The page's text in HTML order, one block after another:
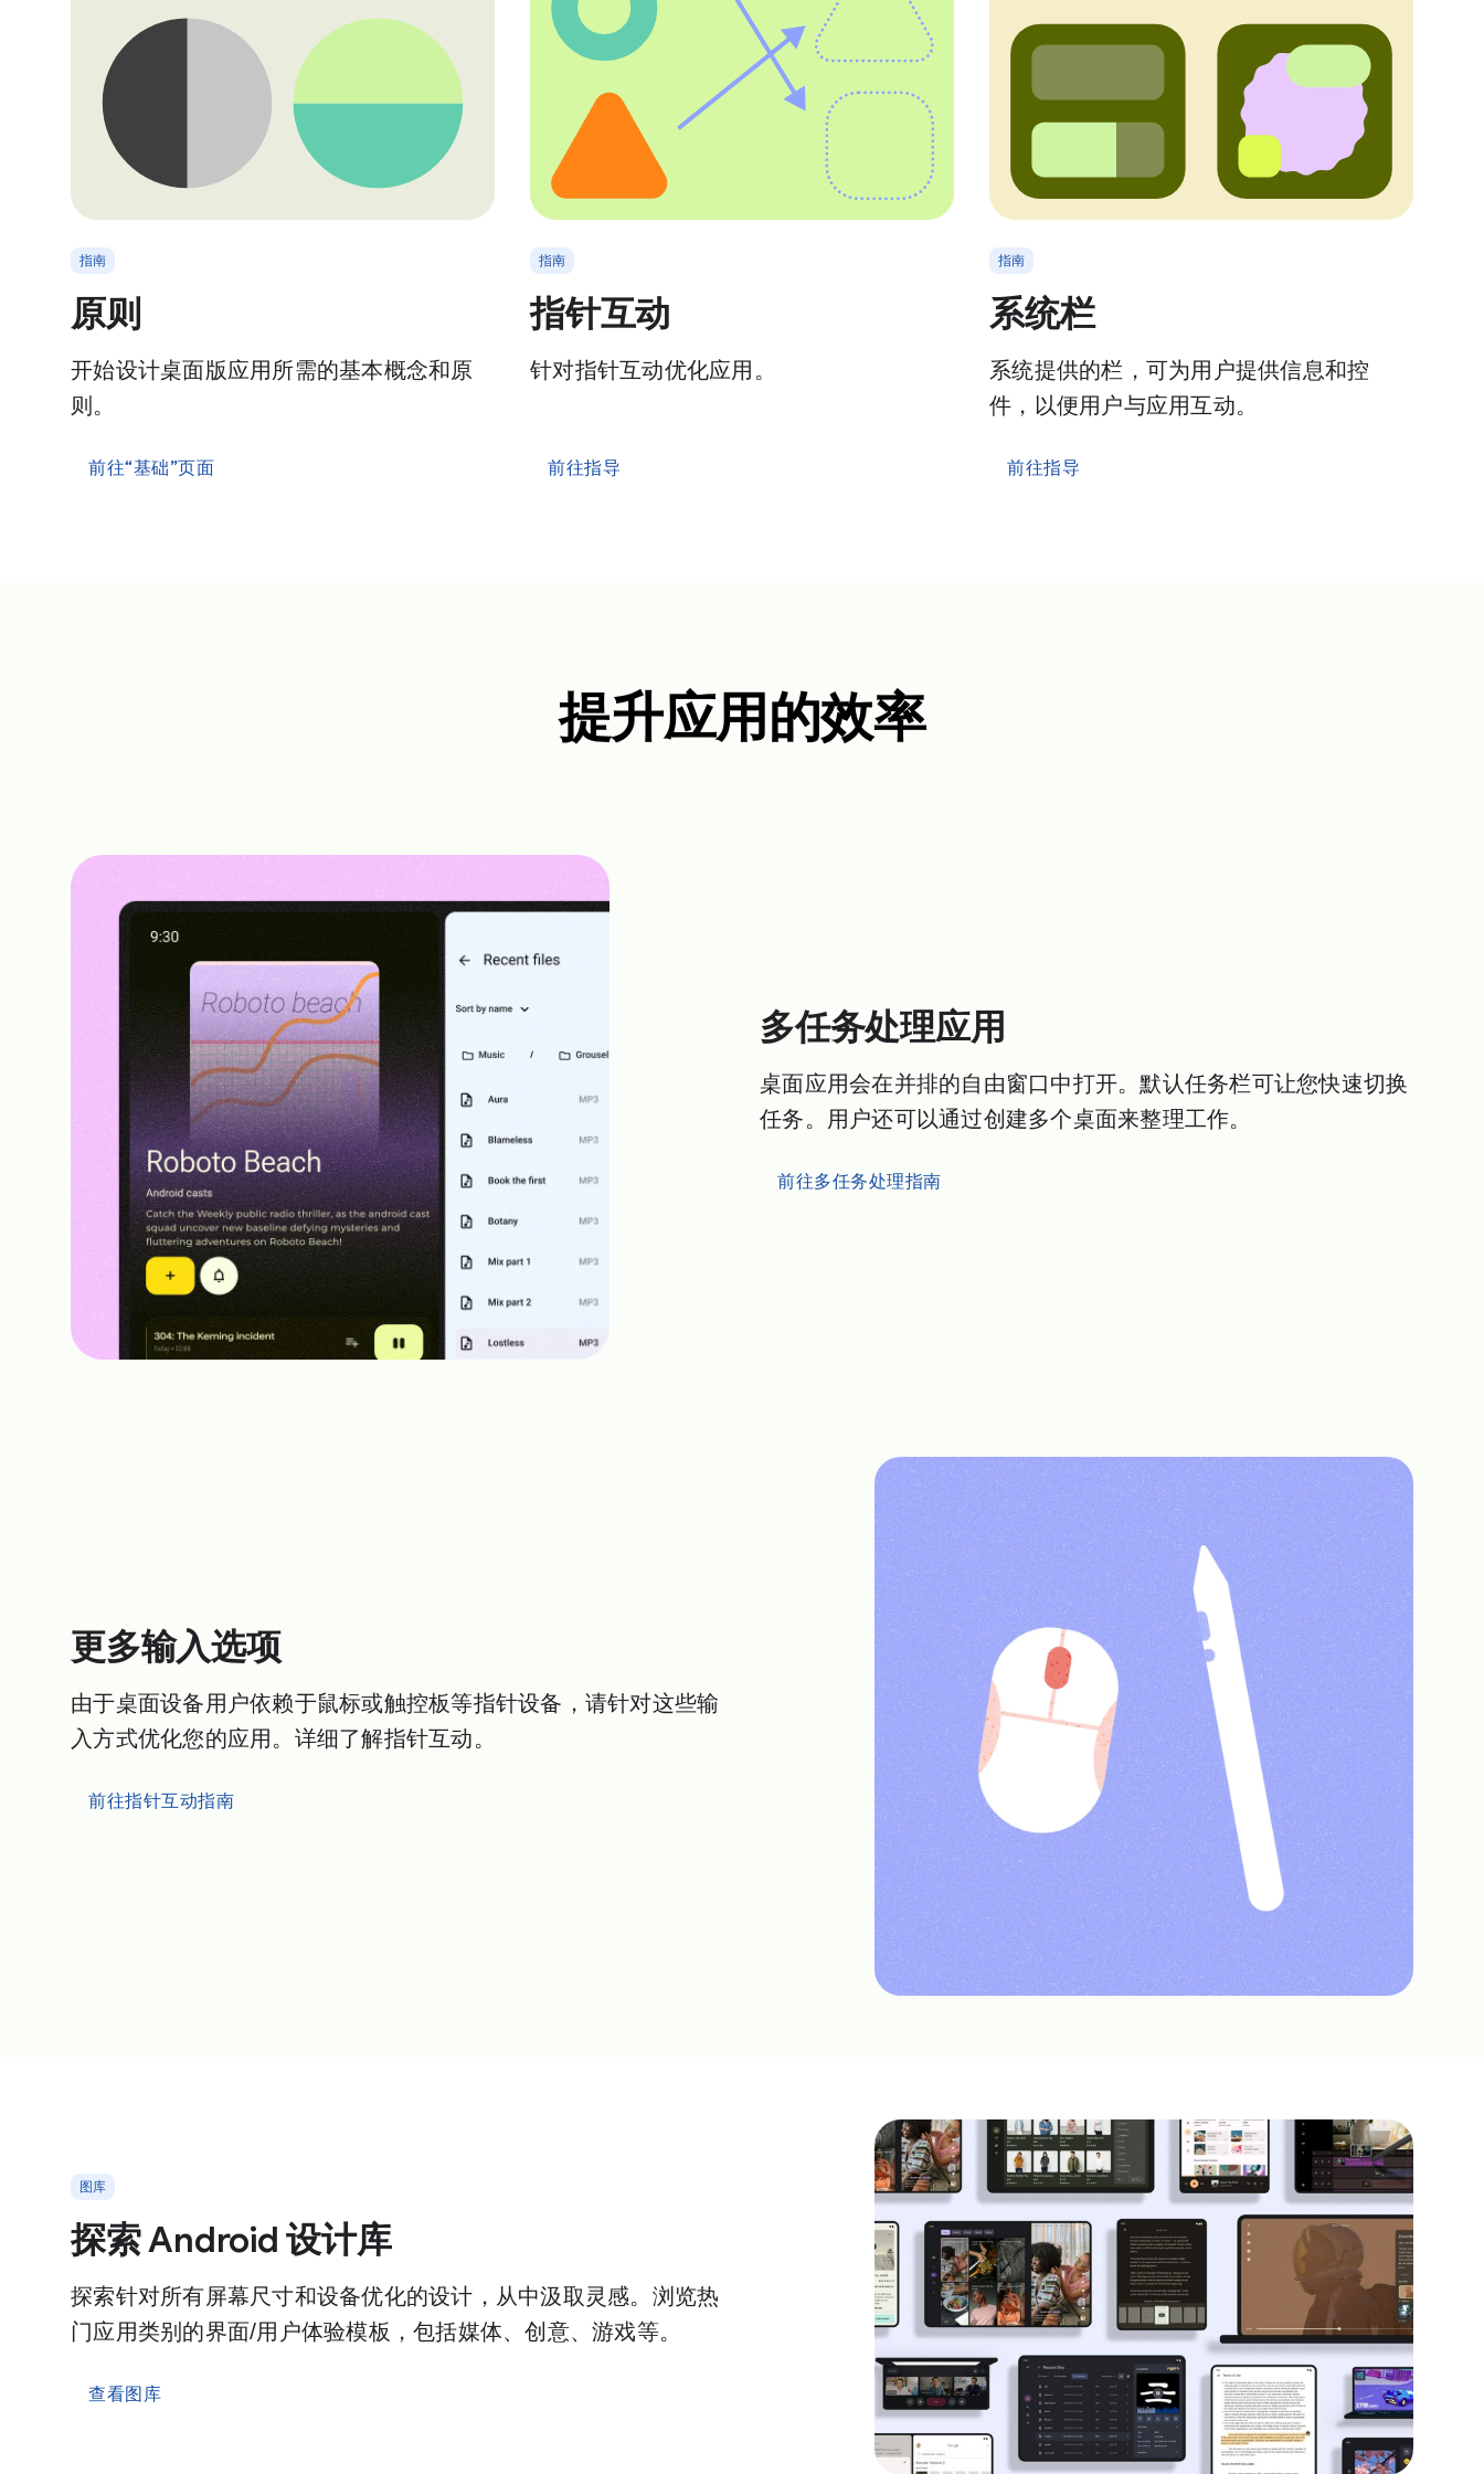
指南
原则
开始设计桌面版应用所需的基本概念和原
则。
前往“基础”页面
指南
指针互动
针对指针互动优化应用。
前往指导
指南
系统栏
系统提供的栏，可为用户提供信息和控
件，以便用户与应用互动。
前往指导
提升应用的效率
多任务处理应用
桌面应用会在并排的自由窗口中打开。默认任务栏可让您快速切换
任务。用户还可以通过创建多个桌面来整理工作。
前往多任务处理指南
更多输入选项
由于桌面设备用户依赖于鼠标或触控板等指针设备，请针对这些输
入方式优化您的应用。详细了解指针互动。
前往指针互动指南
图库
探索 Android 设计库
探索针对所有屏幕尺寸和设备优化的设计，从中汲取灵感。浏览热
门应用类别的界面/用户体验模板，包括媒体、创意、游戏等。
查看图库